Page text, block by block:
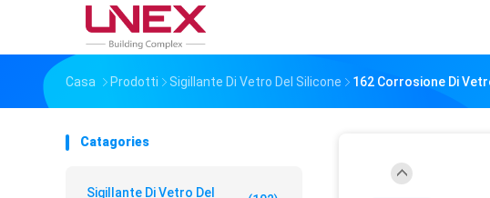
Casa Prodotti Sigillante Di Vetro Del Silicone 162 Corrosione Di
Catagories
Sigillante Di Vetro Del